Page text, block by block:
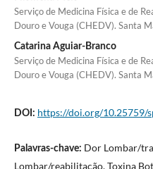
Serviço de Medicina Física e de
Douro e Vouga (CHEDV). Santa
Catarina Aguiar-Branco
Serviço de Medicina Física e de
Douro e Vouga (CHEDV). Santa
DOI: https://doi.org/10.25759/
Palavras-chave: Dor Lombar/
Lombar/reabilitação, Toxina